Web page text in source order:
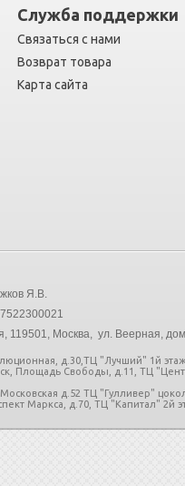
Служба поддержки
Связаться с нами
Возврат товара
Карта сайта
Я.В.
, 119501, Москва, ул. Веерная,
д.30,ТЦ "Лучший" 1й
Площадь Свободы, д.11, ТЦ
д.52 ТЦ "Гулливер"
Маркса, д.70, ТЦ "Капитал" 2й